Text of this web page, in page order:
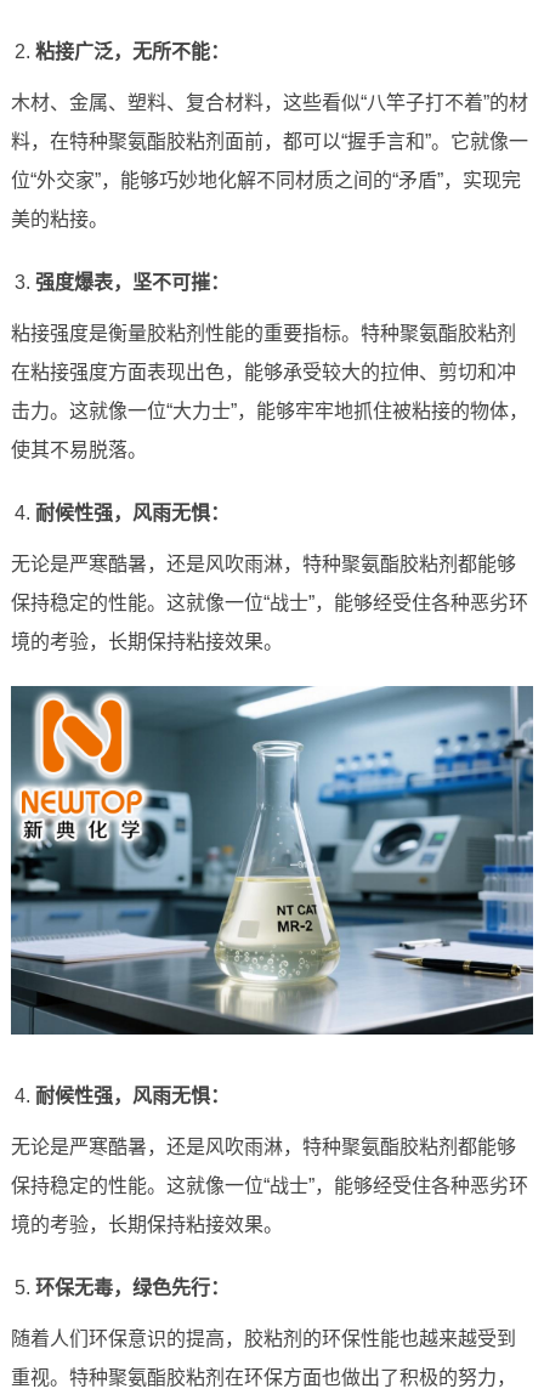
粘接广泛，无所不能：
木材、金属、塑料、复合材料，这些看似“八竿子打不着”的材
料，在特种聚氨酯胶粘剂面前，都可以“握手言和”。它就像一
位“外交家”，能够巧妙地化解不同材质之间的“矛盾”，实现完
美的粘接。
强度爆表，坚不可摧：
粘接强度是衡量胶粘剂性能的重要指标。特种聚氨酯胶粘剂
在粘接强度方面表现出色，能够承受较大的拉伸、剪切和冲
击力。这就像一位“大力士”，能够牢牢地抓住被粘接的物体，
使其不易脱落。
耐候性强，风雨无惧：
无论是严寒酷暑，还是风吹雨淋，特种聚氨酯胶粘剂都能够
保持稳定的性能。这就像一位“战士”，能够经受住各种恶劣环
境的考验，长期保持粘接效果。
耐候性强，风雨无惧：
无论是严寒酷暑，还是风吹雨淋，特种聚氨酯胶粘剂都能够
保持稳定的性能。这就像一位“战士”，能够经受住各种恶劣环
境的考验，长期保持粘接效果。
环保无毒，绿色先行：
随着人们环保意识的提高，胶粘剂的环保性能也越来越受到
重视。特种聚氨酯胶粘剂在环保方面也做出了积极的努力，